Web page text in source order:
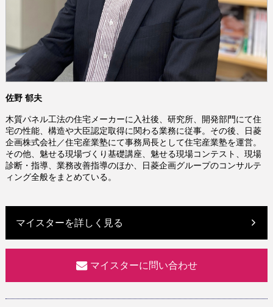
佐野 郁夫
木質パネル工法の住宅メーカーに入社後、研究所、開発部門にて住
宅の性能、構造や大臣認定取得に関わる業務に従事。その後、日菱
企画株式会社／住宅産業塾にて事務局長として住宅産業塾を運営。
その他、魅せる現場づくり基礎講座、魅せる現場コンテスト、現場
診断・指導、業務改善指導のほか、日菱企画グループのコンサルテ
ィング全般をまとめている。
マイスターを詳しく見る
マイスターに問い合わせ